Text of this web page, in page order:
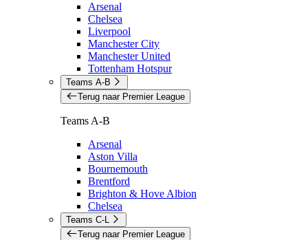
Arsenal
Chelsea
Liverpool
Manchester City
Manchester United
Tottenham Hotspur
Teams A-B
Terug naar Premier League
Teams A-B
Arsenal
Aston Villa
Bournemouth
Brentford
Brighton & Hove Albion
Chelsea
Teams C-L
Terug naar Premier League